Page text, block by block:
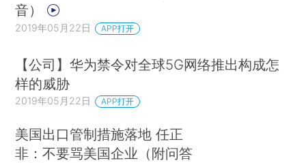
音）
2019年05月22日 APP打开
【公司】华为禁令对全球5G网络推出构成怎
样的威胁
2019年05月22日 APP打开
美国出口管制措施落地 任正
非：不要骂美国企业（附问答